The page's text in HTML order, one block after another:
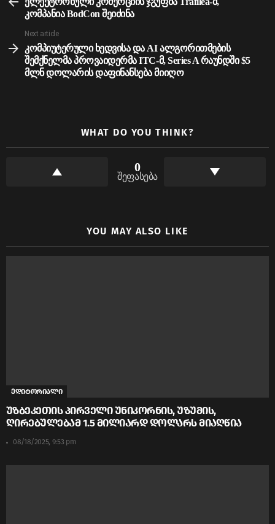
კომპანია BodCon შეიძინა
Next article
კომპიუტერული ხედვისა და AI ალგორითმების
შემქნელმა პროვაიდერმა ITC-მ, Series A რაუნდში $5
მლნ დოლარის დაფინანსება მიიღო
WHAT DO YOU THINK?
0
შეფასება
YOU MAY ALSO LIKE
ედიტორიალი
უზბეკეთის პირველი უნიკორნის, უზუმის,
ღირებულებამ 1.5 მილიარდ დოლარს მიაღწია
08/18/2025, 9:53 pm